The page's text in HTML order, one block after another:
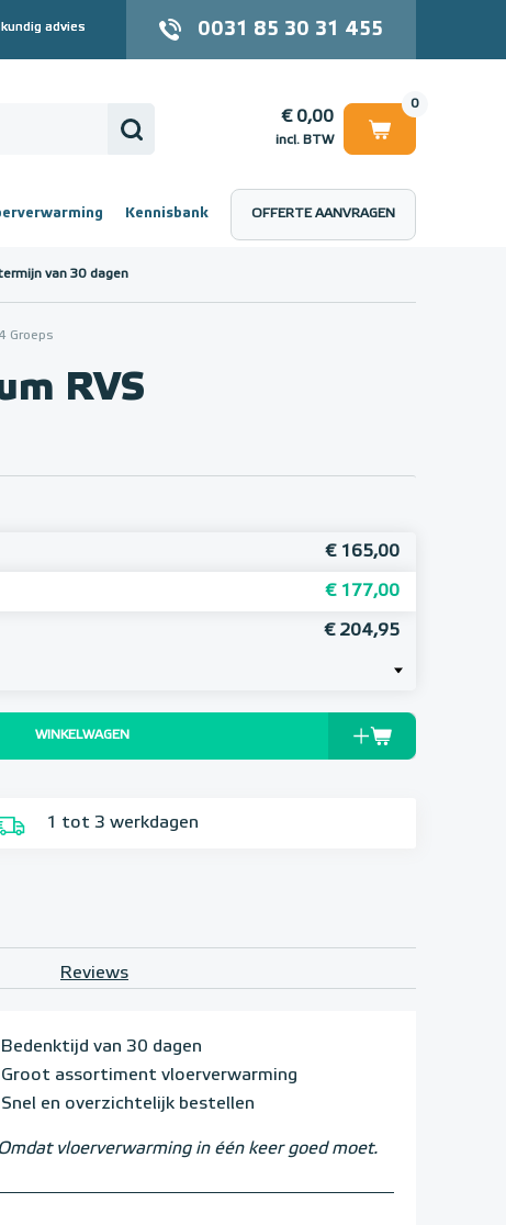
advies 0031 85 30 31 455
0
€ 0,00
incl. BTW
€ 0,00
Kennisbank OFFERTE AANVRAGEN
van 30 dagen
Groeps
RVS
€ 165,00
€ 177,00
€ 204,95
WINKELWAGEN
1 tot 3 werkdagen
Reviews
Bedenktijd van 30 dagen
Groot assortiment vloerverwarming
Snel en overzichtelijk bestellen
Omdat vloerverwarming in één keer goed moet.